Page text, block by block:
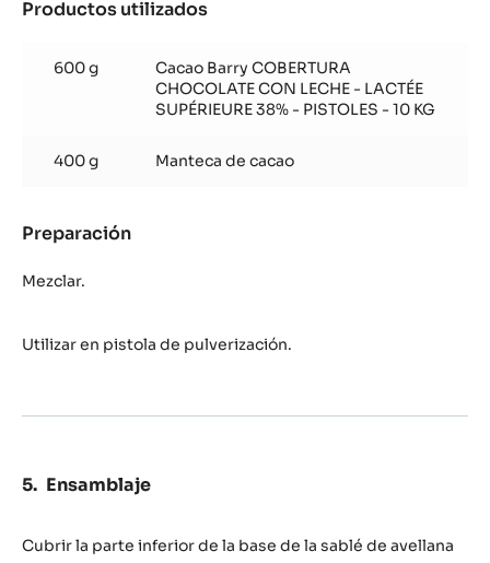
Productos utilizados
Chocolate
leche
Lactée
600 g
Cacao Barry COBERTURA
CHOCOLATE CON LECHE - LACTÉE
SUPÉRIEURE 38% - PISTOLES - 10 KG
400 g Manteca de cacao
Preparación
Supérieure
Mezclar.
Utilizar en pistola de pulverización.
Ensamblaje
Cubrir la parte inferior de la base de la sablé de avellana